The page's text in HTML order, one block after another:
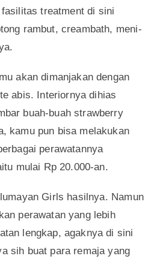
treatment di sini
rambut, creambath, meni-
akan dimanjakan dengan
abis. Interiornya dihias
buah-buah strawberry
kamu pun bisa melakukan
perawatannya
mulai Rp 20.000-an.
Girls hasilnya. Namun
perawatan yang lebih
lengkap, agaknya di sini
sih buat para remaja yang